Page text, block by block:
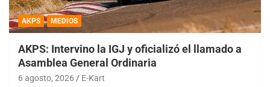
AKPS MEDIOS
AKPS: Intervino la IGJ y oficializó el llamado a
Asamblea General Ordinaria
6 agosto, 2026 E-Kart